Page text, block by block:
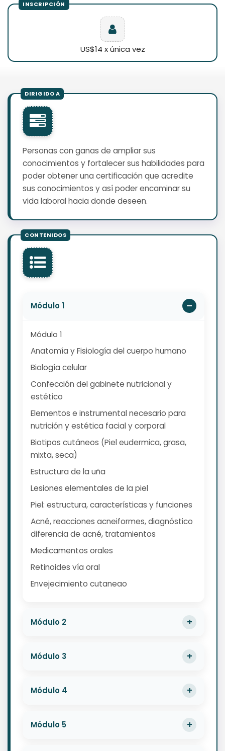
US$14 x única vez
Personas con ganas de ampliar sus
conocimientos y fortalecer sus habilidades para
poder obtener una certificación que acredite
sus conocimientos y así poder encaminar su
vida laboral hacia donde deseen.
Módulo 1
Módulo 1
Anatomía y Fisiología del cuerpo humano
Biología celular
Confección del gabinete nutricional y
estético
Elementos e instrumental necesario para
nutrición y estética facial y corporal
Biotipos cutáneos (Piel eudermica, grasa,
mixta, seca)
Estructura de la uña
Lesiones elementales de la piel
Piel: estructura, características y funciones
Acné, reacciones acneiformes, diagnóstico
diferencia de acné, tratamientos
Medicamentos orales
Retinoides vía oral
Envejecimiento cutaneao
Módulo 2
Módulo 3
Módulo 4
Módulo 5